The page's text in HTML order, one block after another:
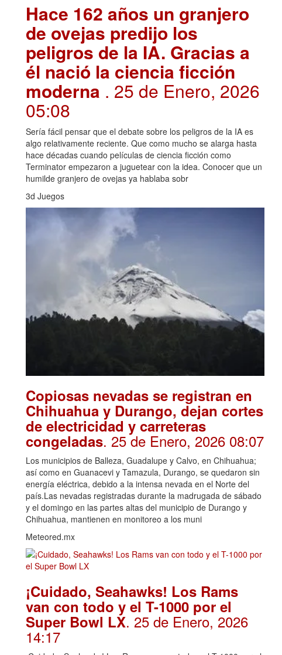
Hace 162 años un granjero
de ovejas predijo los
peligros de la IA. Gracias a
él nació la ciencia ficción
moderna . 25 de Enero, 2026
05:08
Sería fácil pensar que el debate sobre los peligros de la IA es
algo relativamente reciente. Que como mucho se alarga hasta
hace décadas cuando películas de ciencia ficción como
Terminator empezaron a juguetear con la idea. Conocer que un
humilde granjero de ovejas ya hablaba sobr
3d Juegos
Copiosas nevadas se registran en
Chihuahua y Durango, dejan cortes
de electricidad y carreteras
congeladas. 25 de Enero, 2026 08:07
Los municipios de Balleza, Guadalupe y Calvo, en Chihuahua;
así como en Guanacevi y Tamazula, Durango, se quedaron sin
energía eléctrica, debido a la intensa nevada en el Norte del
país.Las nevadas registradas durante la madrugada de sábado
y el domingo en las partes altas del municipio de Durango y
Chihuahua, mantienen en monitoreo a los muni
Meteored.mx
¡Cuidado, Seahawks! Los Rams
van con todo y el T-1000 por el
Super Bowl LX. 25 de Enero, 2026
14:17